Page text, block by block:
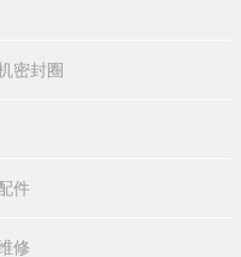
密封圈
件
修